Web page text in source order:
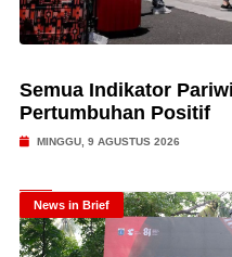
Semua Indikator
Pertumbuhan Positif
MINGGU, 9 AGUSTUS 2026
News in Brief